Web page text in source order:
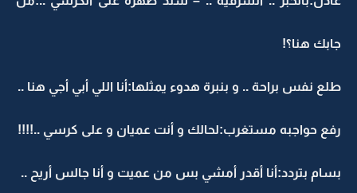
جابك هنا؟!
طلع نفس براحة .. و بنبرة هدوء يمثلها:أنا اللي أبي أجي هنا ..
رفع حواجبه مستغرب:لحالك و أنت عميان و على كرسي ..!!!!
بسام بتردد:أنا أقدر أمشي بس من عميت و أنا جالس أريح ..